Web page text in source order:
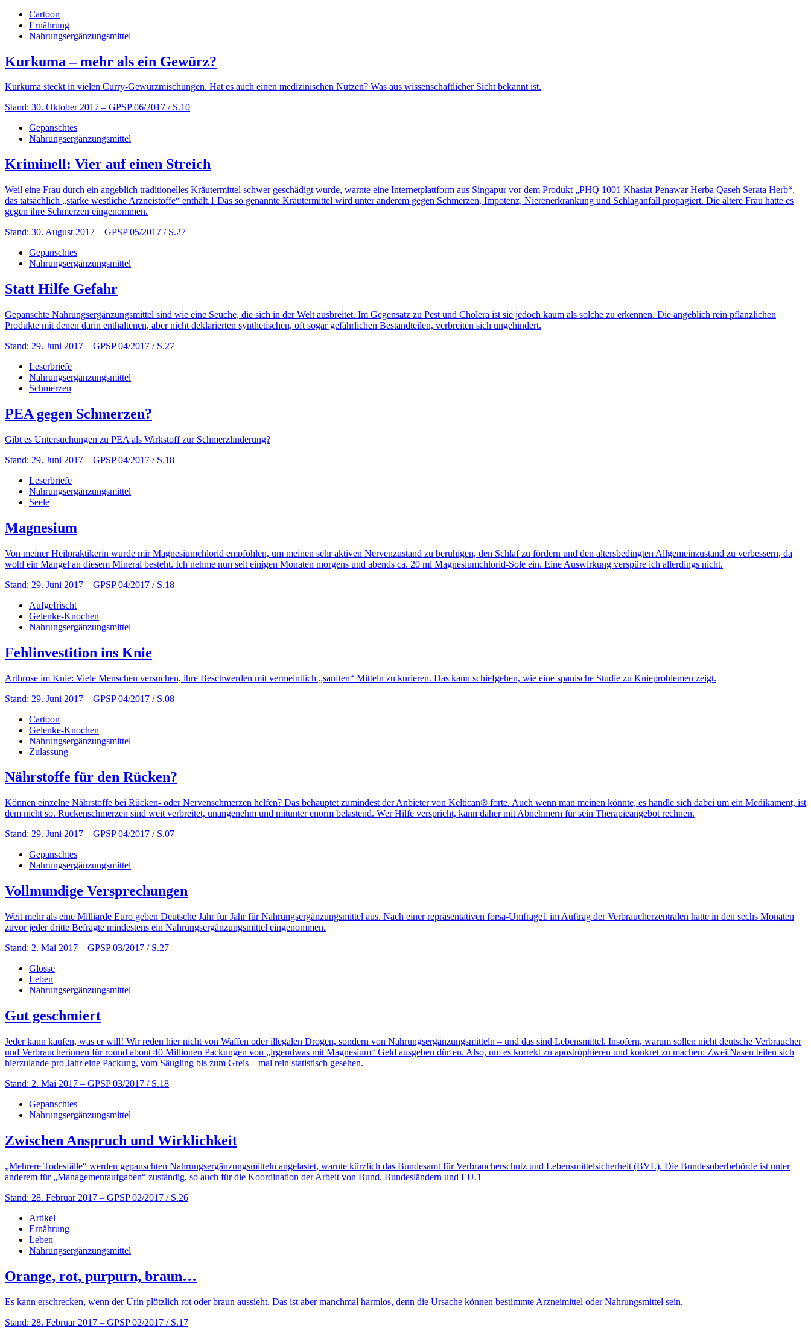
Cartoon
Ernährung
Nahrungsergänzungsmittel
Kurkuma – mehr als ein Gewürz?
Kurkuma steckt in vielen Curry-Gewürzmischungen. Hat es auch einen medizinischen Nutzen? Was aus wissenschaftlicher Sicht bekannt ist.
Stand: 30. Oktober 2017 – GPSP 06/2017 / S.10
Gepanschtes
Nahrungsergänzungsmittel
Kriminell: Vier auf einen Streich
Weil eine Frau durch ein angeblich traditionelles Kräutermittel schwer geschädigt wurde, warnte eine Internetplattform aus Singapur vor dem Produkt „PHQ 1001 Khasiat Penawar Herba Qaseh Serata Herb“,
das tatsächlich „starke westliche Arzneistoffe“ enthält.1 Das so genannte Kräutermittel wird unter anderem gegen Schmerzen, Impotenz, Nierenerkrankung und Schlaganfall propagiert. Die ältere Frau hatte es
gegen ihre Schmerzen eingenommen.
Stand: 30. August 2017 – GPSP 05/2017 / S.27
Gepanschtes
Nahrungsergänzungsmittel
Statt Hilfe Gefahr
Gepanschte Nahrungsergänzungsmittel sind wie eine Seuche, die sich in der Welt ausbreitet. Im Gegensatz zu Pest und Cholera ist sie jedoch kaum als solche zu erkennen. Die angeblich rein pflanzlichen
Produkte mit denen darin enthaltenen, aber nicht deklarierten synthetischen, oft sogar gefährlichen Bestandteilen, verbreiten sich ungehindert.
Stand: 29. Juni 2017 – GPSP 04/2017 / S.27
Leserbriefe
Nahrungsergänzungsmittel
Schmerzen
PEA gegen Schmerzen?
Gibt es Untersuchungen zu PEA als Wirkstoff zur Schmerzlinderung?
Stand: 29. Juni 2017 – GPSP 04/2017 / S.18
Leserbriefe
Nahrungsergänzungsmittel
Seele
Magnesium
Von meiner Heilpraktikerin wurde mir Magnesiumchlorid empfohlen, um meinen sehr aktiven Nervenzustand zu beruhigen, den Schlaf zu fördern und den altersbedingten Allgemeinzustand zu verbessern, da
wohl ein Mangel an diesem Mineral besteht. Ich nehme nun seit einigen Monaten morgens und abends ca. 20 ml Magnesiumchlorid-Sole ein. Eine Auswirkung verspüre ich allerdings nicht.
Stand: 29. Juni 2017 – GPSP 04/2017 / S.18
Aufgefrischt
Gelenke-Knochen
Nahrungsergänzungsmittel
Fehlinvestition ins Knie
Arthrose im Knie: Viele Menschen versuchen, ihre Beschwerden mit vermeintlich „sanften“ Mitteln zu kurieren. Das kann schiefgehen, wie eine spanische Studie zu Knieproblemen zeigt.
Stand: 29. Juni 2017 – GPSP 04/2017 / S.08
Cartoon
Gelenke-Knochen
Nahrungsergänzungsmittel
Zulassung
Nährstoffe für den Rücken?
Können einzelne Nährstoffe bei Rücken- oder Nervenschmerzen helfen? Das behauptet zumindest der Anbieter von Keltican® forte. Auch wenn man meinen könnte, es handle sich dabei um ein Medikament, ist
dem nicht so. Rückenschmerzen sind weit verbreitet, unangenehm und mitunter enorm belastend. Wer Hilfe verspricht, kann daher mit Abnehmern für sein Therapieangebot rechnen.
Stand: 29. Juni 2017 – GPSP 04/2017 / S.07
Gepanschtes
Nahrungsergänzungsmittel
Vollmundige Versprechungen
Weit mehr als eine Milliarde Euro geben Deutsche Jahr für Jahr für Nahrungsergänzungsmittel aus. Nach einer repräsentativen forsa-Umfrage1 im Auftrag der Verbraucherzentralen hatte in den sechs Monaten
zuvor jeder dritte Befragte mindestens ein Nahrungsergänzungsmittel eingenommen.
Stand: 2. Mai 2017 – GPSP 03/2017 / S.27
Glosse
Leben
Nahrungsergänzungsmittel
Gut geschmiert
Jeder kann kaufen, was er will! Wir reden hier nicht von Waffen oder illegalen Drogen, sondern von Nahrungsergänzungsmitteln – und das sind Lebensmittel. Insofern, warum sollen nicht deutsche Verbraucher
und Verbraucherinnen für round about 40 Millionen Packungen von „irgendwas mit Magnesium“ Geld ausgeben dürfen. Also, um es korrekt zu apostrophieren und konkret zu machen: Zwei Nasen teilen sich
hierzulande pro Jahr eine Packung, vom Säugling bis zum Greis – mal rein statistisch gesehen.
Stand: 2. Mai 2017 – GPSP 03/2017 / S.18
Gepanschtes
Nahrungsergänzungsmittel
Zwischen Anspruch und Wirklichkeit
„Mehrere Todesfälle“ werden gepanschten Nahrungsergänzungsmitteln angelastet, warnte kürzlich das Bundesamt für Verbraucherschutz und Lebensmittelsicherheit (BVL). Die Bundesoberbehörde ist unter
anderem für „Managementaufgaben“ zuständig, so auch für die Koordination der Arbeit von Bund, Bundesländern und EU.1
Stand: 28. Februar 2017 – GPSP 02/2017 / S.26
Artikel
Ernährung
Leben
Nahrungsergänzungsmittel
Orange, rot, purpurn, braun…
Es kann erschrecken, wenn der Urin plötzlich rot oder braun aussieht. Das ist aber manchmal harmlos, denn die Ursache können bestimmte Arzneimittel oder Nahrungsmittel sein.
Stand: 28. Februar 2017 – GPSP 02/2017 / S.17